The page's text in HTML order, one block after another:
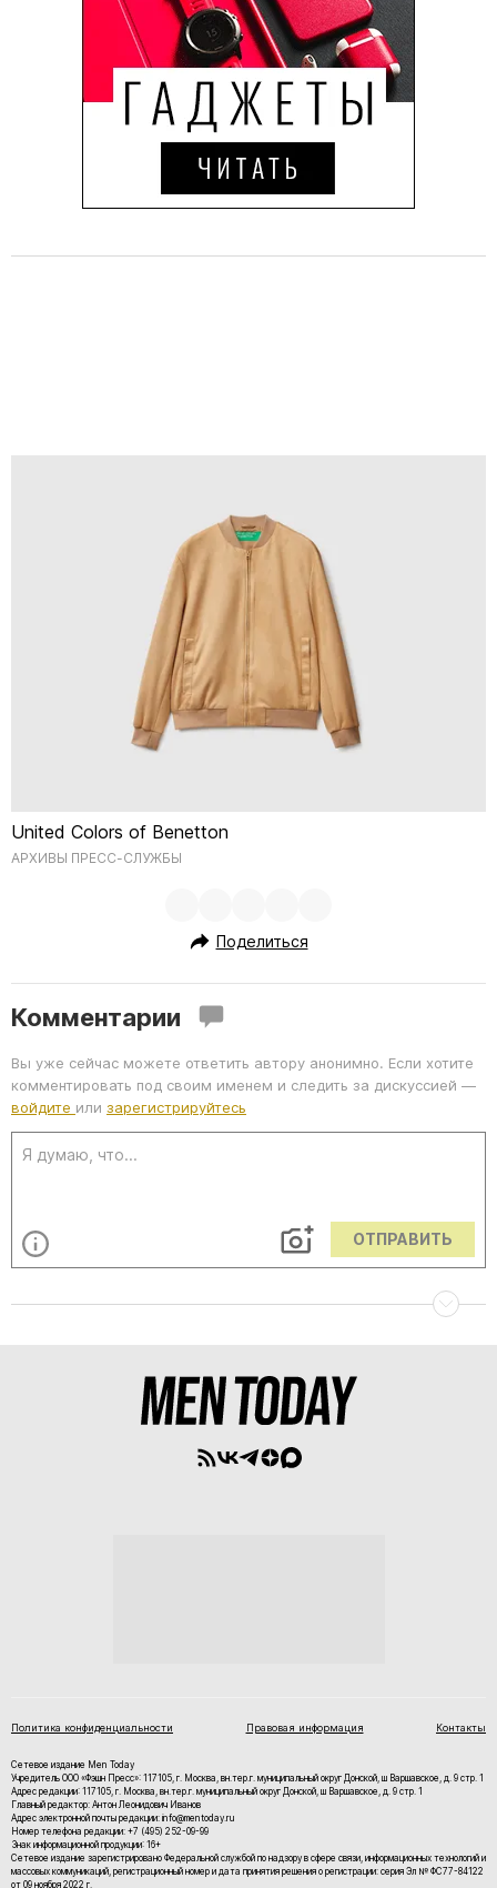
United Colors of Benetton
АРХИВЫ ПРЕСС-СЛУЖБЫ
Поделиться
Комментарии
Вы уже сейчас можете ответить автору анонимно. Если хотите
комментировать под своим именем и следить за дискуссией —
войдите или зарегистрируйтесь
ОТПРАВИТЬ
Политика конфиденциальности Правовая информация Контакты
Сетевое издание Men Today
Учредитель ООО «Фэшн Пресс»: 117105, г. Москва, вн.тер.г. муниципальный округ Донской, ш Варшавское, д. 9 стр. 1
Адрес редакции: 117105, г. Москва, вн.тер.г. муниципальный округ Донской, ш Варшавское, д. 9 стр. 1
Главный редактор: Антон Леонидович Иванов
Адрес электронной почты редакции: info@mentoday.ru
Номер телефона редакции: +7 (495) 252-09-99
Знак информационной продукции: 16+
Cетевое издание зарегистрировано Федеральной службой по надзору в сфере связи, информационных технологий и
массовых коммуникаций, регистрационный номер и дата принятия решения о регистрации: серия Эл № ФС77-84122
от 09 ноября 2022 г.